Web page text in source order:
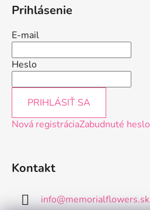
Prihlásenie
E-mail
Heslo
PRIHLÁSIŤ SA
Nová registráciaZabudnuté heslo
Kontakt
info@memorialflowers.sk